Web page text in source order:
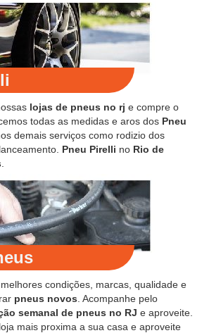
lojas de pneus no rj e compre o
todas as medidas e aros dos Pneu
demais serviços como rodizio dos
Pneu Pirelli no Rio de
condições, marcas, qualidade e
pneus novos . Acompanhe pelo
semanal de pneus no RJ e aproveite.
mais proxima a sua casa e aproveite